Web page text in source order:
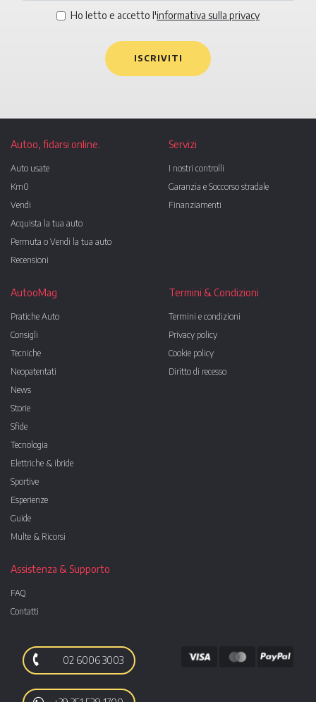
Ho letto e accetto l'informativa sulla privacy
ISCRIVITI
Autoo, fidarsi online.
Auto usate
Km0
Vendi
Acquista la tua auto
Permuta o Vendi la tua auto
Recensioni
Servizi
I nostri controlli
Garanzia e Soccorso stradale
Finanziamenti
AutooMag
Pratiche Auto
Consigli
Tecniche
Neopatentati
News
Storie
Sfide
Tecnologia
Elettriche & ibride
Sportive
Esperienze
Guide
Multe & Ricorsi
Termini & Condizioni
Termini e condizioni
Privacy policy
Cookie policy
Diritto di recesso
Assistenza & Supporto
FAQ
Contatti
02 6006 3003